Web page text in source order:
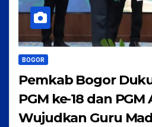
BOGOR
Pemkab Bogor
PGM ke-18 dan
Wujudkan Guru